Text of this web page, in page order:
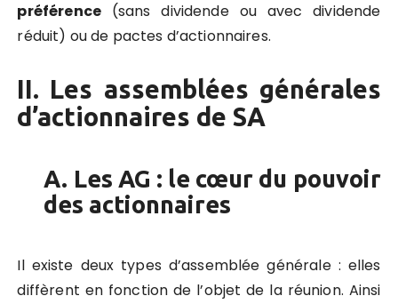
préférence (sans dividende ou avec dividende
réduit) ou de pactes d’actionnaires.
II. Les assemblées générales
d’actionnaires de SA
A. Les AG : le cœur du pouvoir
des actionnaires
Il existe deux types d’assemblée générale : elles
diffèrent en fonction de l’objet de la réunion. Ainsi